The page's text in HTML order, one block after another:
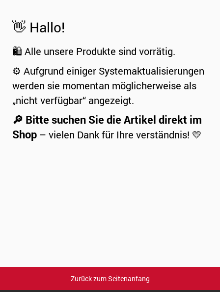
👋 Hallo!
🛍️ Alle unsere Produkte sind vorrätig.
⚙️ Aufgrund einiger Systemaktualisierungen
werden sie momentan möglicherweise als
„nicht verfügbar“ angezeigt.
🔎 Bitte suchen Sie die Artikel direkt im
Shop – vielen Dank für Ihre verständnis! 💛
Zurück zum Seitenanfang